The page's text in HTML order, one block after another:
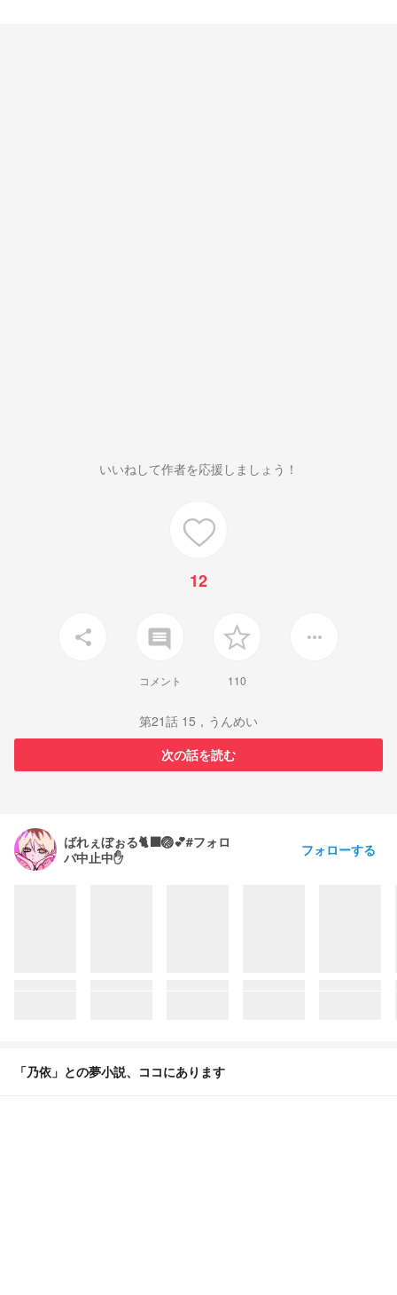
いいねして作者を応援しましょう！
12
share insert_comment
コメント 110
more_horiz
第21話 15，うんめい
次の話を読む
ばれぇぼぉる🐈‍⬛🏐💕#フォロ
バ中止中✋
フォローする
「乃依」との夢小説、ココにあります